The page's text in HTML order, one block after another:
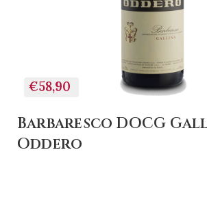
€58,90
Barbaresco DOCG
Oddero